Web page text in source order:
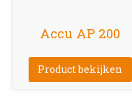
Accu AP 200
Product bekijken